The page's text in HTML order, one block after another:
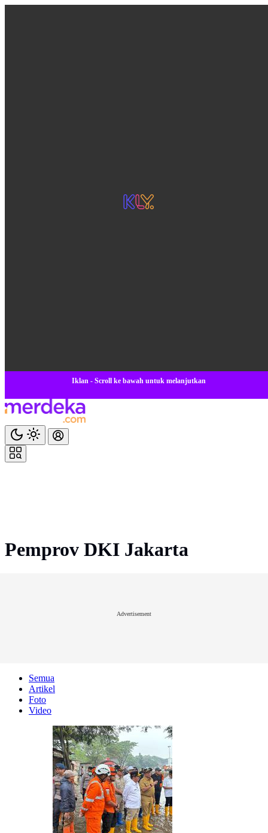
Iklan - Scroll ke bawah untuk melanjutkan
Pemprov DKI Jakarta
Advertisement
Semua
Artikel
Foto
Video